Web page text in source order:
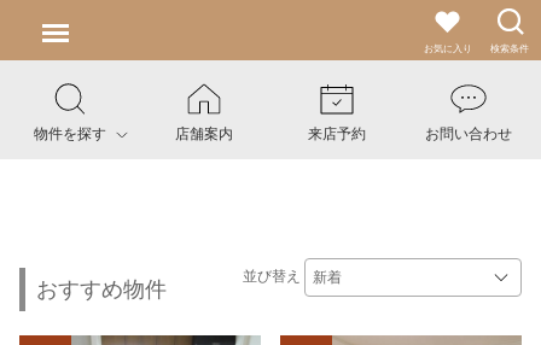
お気に入り 検索条件
物件を探す 店舗案内 来店予約 お問い合わせ
おすすめ物件
並び替え